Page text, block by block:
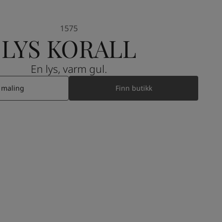
LYS KORALL
1575
En lys, varm gul.
Finn butikk